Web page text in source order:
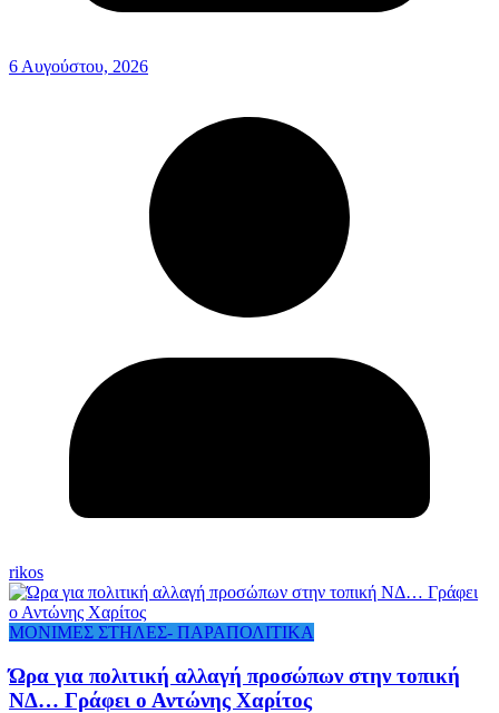
6 Αυγούστου, 2026
rikos
ΜΟΝΙΜΕΣ ΣΤΗΛΕΣ- ΠΑΡΑΠΟΛΙΤΙΚΑ
Ώρα για πολιτική αλλαγή προσώπων στην τοπική
ΝΔ… Γράφει ο Αντώνης Χαρίτος